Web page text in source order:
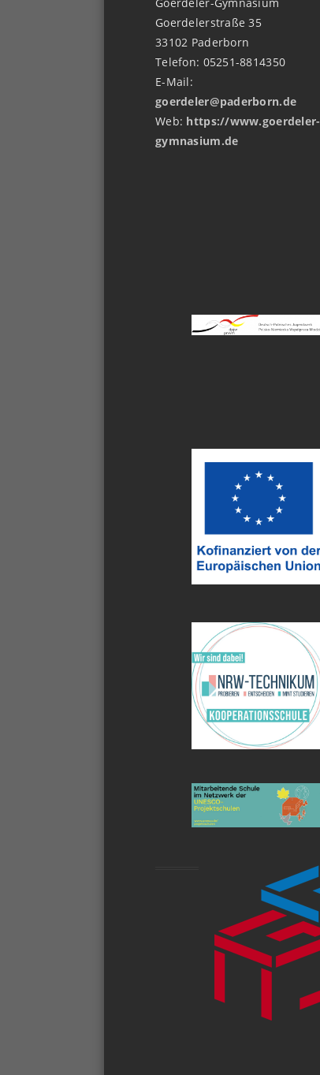
Goerdelerstraße 35
33102 Paderborn
Telefon: 05251-8814350
E-Mail:
goerdeler@paderborn.de
Web: https://www.goerdeler-
gymnasium.de